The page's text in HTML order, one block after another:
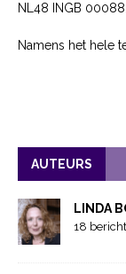
NL48 INGB
Namens het hele
AUTEURS
LINDA
18